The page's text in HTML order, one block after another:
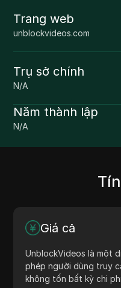
Trang web
unblockvideos.com
Trụ sở chính
N/A
Năm thành lập
N/A
Giá cả
UnblockVideos là một
phép người dùng truy
không tốn bất kỳ chi